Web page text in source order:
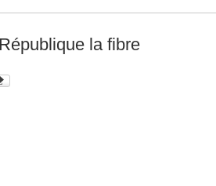
la fibre